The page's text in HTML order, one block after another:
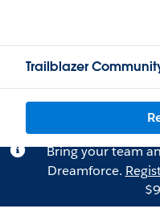
Trailblazer
Bring your team
Dreamforce.